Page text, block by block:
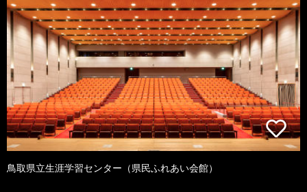
鳥取県立生涯学習センター（県民ふれあい会館）